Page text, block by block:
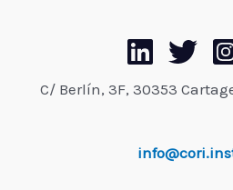
C/ Berlín, 3F, 30353